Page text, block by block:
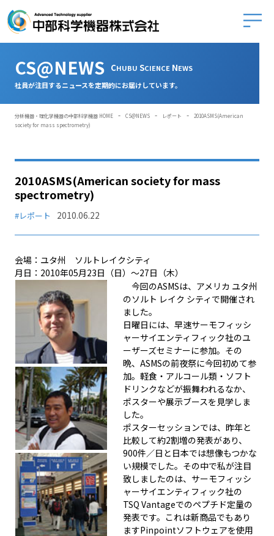
中部科
CS@NEWS CHUBU SCIENCE NEWS
社員が注目するニュースを定期的にお届けしています。
分析機器・理化学機器の中部科学機器 HOME - CS@NEWS - レポート -
2010ASMS(American
society for mass spectrometry)
2010ASMS(American society for mass
spectrometry)
#レポート 2010.06.22
会場：ユタ州 ソルトレイクシティ
月日：2010年05月23日（日）～27日（木）
今回のASMSは、アメリカ ユタ州
のソルト レイク シティで開催され
ました。
日曜日には、早速サーモフィッシ
ャーサイエンティフィック社のユ
ーザーズセミナーに参加。その
晩、ASMSの前夜祭に今回初めて参
加。軽食・アルコール類・ソフト
ドリンクなどが振舞われるなか、
ポスターや展示ブースを見学しま
した。
ポスターセッションでは、昨年と
比較して約2割増の発表があり、
900件／日と日本では想像もつかな
い規模でした。その中で私が注目
致しましたのは、サーモフィッシ
ャーサイエンティフィック社の
TSQ Vantageでのペプチド定量の
発表です。これは新商品でもあり
ますPinpointソフトウェアを使用